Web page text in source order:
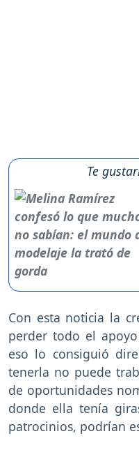
Te
Con esta noticia la
perder todo el
eso lo consiguió
tenerla no puede
de oportunidades
donde ella tenía
patrocinios, podrían